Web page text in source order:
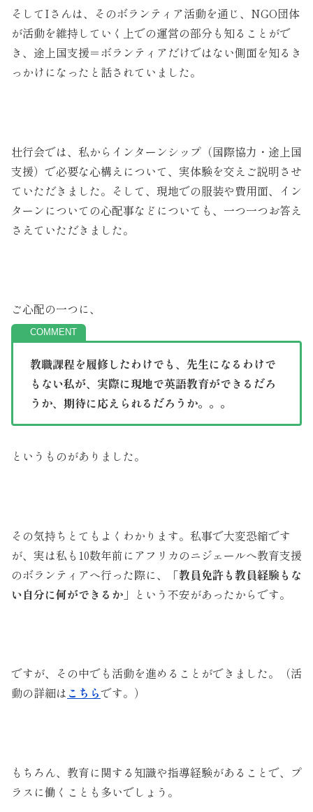
そしてIさんは、そのボランティア活動を通じ、NGO団体
が活動を維持していく上での運営の部分も知ることがで
き、途上国支援＝ボランティアだけではない側面を知るき
っかけになったと話されていました。
壮行会では、私からインターンシップ（国際協力・途上国
支援）で必要な心構えについて、実体験を交えご説明させ
ていただきました。そして、現地での服装や費用面、イン
ターンについての心配事などについても、一つ一つお答え
さえていただきました。
ご心配の一つに、
教職課程を履修したわけでも、先生になるわけで
もない私が、実際に現地で英語教育ができるだろ
うか、期待に応えられるだろうか。。。
というものがありました。
その気持ちとてもよくわかります。私事で大変恐縮です
が、実は私も10数年前にアフリカのニジェールへ教育支援
のボランティアへ行った際に、「教員免許も教員経験もな
い自分に何ができるか 」という不安があったからです。
ですが、その中でも活動を進めることができました。（活
動の詳細は こちらです。）
もちろん、教育に関する知識や指導経験があることで、プ
ラスに働くことも多いでしょう。